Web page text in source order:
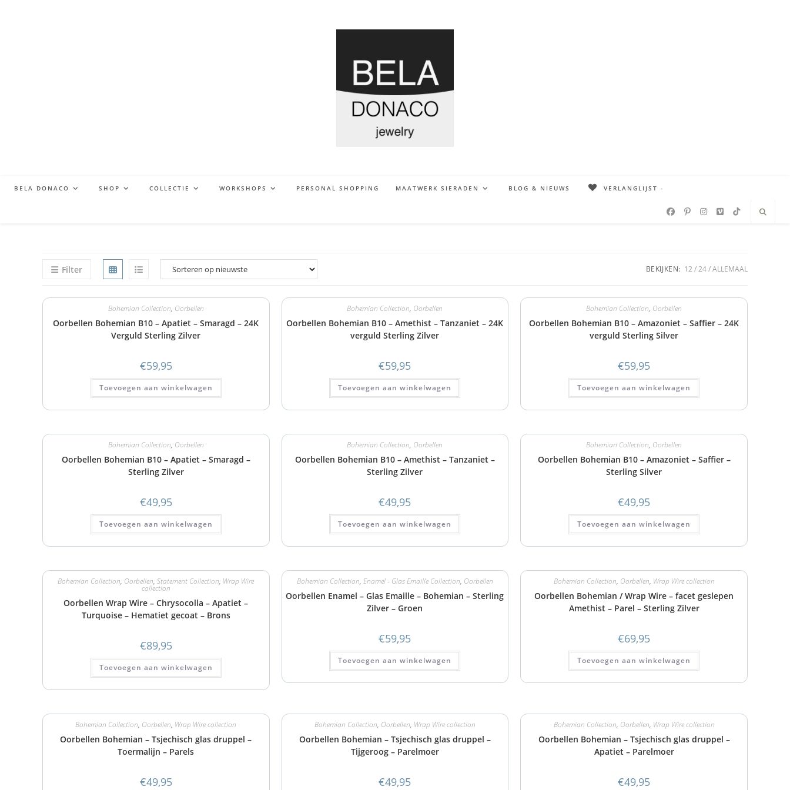
BELA DONACO SHOP COLLECTIE WORKSHOPS PERSONAL SHOPPING MAATWERK SIERADEN BLOG & NIEUWS VERLANGLIJST -
Filter BEKIJKEN: 12 24 ALLEMAAL
Bohemian Collection, Oorbellen
Oorbellen Bohemian B10 – Apatiet – Smaragd – 24K
Verguld Sterling Zilver
€59,95
Toevoegen aan winkelwagen
Bohemian Collection, Oorbellen
Oorbellen Bohemian B10 – Amethist – Tanzaniet – 24K
verguld Sterling Zilver
€59,95
Toevoegen aan winkelwagen
Bohemian Collection, Oorbellen
Oorbellen Bohemian B10 – Amazoniet – Saffier – 24K
verguld Sterling Silver
€59,95
Toevoegen aan winkelwagen
Bohemian Collection, Oorbellen
Oorbellen Bohemian B10 – Apatiet – Smaragd –
Sterling Zilver
€49,95
Toevoegen aan winkelwagen
Bohemian Collection, Oorbellen
Oorbellen Bohemian B10 – Amethist – Tanzaniet –
Sterling Zilver
€49,95
Toevoegen aan winkelwagen
Bohemian Collection, Oorbellen
Oorbellen Bohemian B10 – Amazoniet – Saffier –
Sterling Silver
€49,95
Toevoegen aan winkelwagen
Bohemian Collection, Oorbellen,Statement Collection, Wrap Wire
collection
Oorbellen Wrap Wire – Chrysocolla – Apatiet –
Turquoise – Hematiet gecoat – Brons
€89,95
Toevoegen aan winkelwagen
Bohemian Collection, Enamel - Glas Emaille Collection, Oorbellen
Oorbellen Enamel – Glas Emaille – Bohemian – Sterling
Zilver – Groen
€59,95
Toevoegen aan winkelwagen
Bohemian Collection, Oorbellen, Wrap Wire collection
Oorbellen Bohemian / Wrap Wire – facet geslepen
Amethist – Parel – Sterling Zilver
€69,95
Toevoegen aan winkelwagen
Bohemian Collection, Oorbellen, Wrap Wire collection
Oorbellen Bohemian – Tsjechisch glas druppel –
Toermalijn – Parels
€49,95
Bohemian Collection, Oorbellen, Wrap Wire collection
Oorbellen Bohemian – Tsjechisch glas druppel –
Tijgeroog – Parelmoer
€49,95
Bohemian Collection, Oorbellen, Wrap Wire collection
Oorbellen Bohemian – Tsjechisch glas druppel –
Apatiet – Parelmoer
€49,95